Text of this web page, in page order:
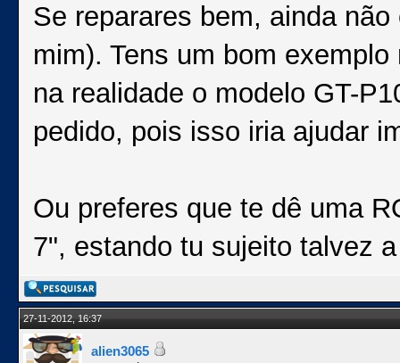
Se reparares bem, ainda
mim). Tens um bom
na realidade o modelo GT-
pedido, pois isso iria ajudar
Ou preferes que te dê uma
7", estando tu sujeito talvez
27-11-2012, 16:37
alien3065